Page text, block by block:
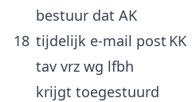
18
bestuur dat AK
tijdelijk e-mail post
tav vrz wg lfbh
krijgt toegestuurd
KK